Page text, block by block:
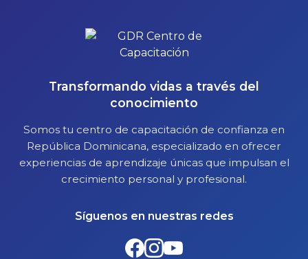
Transformando vidas a través del
conocimiento
Somos tu centro de capacitación de confianza en
República Dominicana, especializado en ofrecer
experiencias de aprendizaje únicas que impulsan el
crecimiento personal y profesional.
Síguenos en nuestras redes